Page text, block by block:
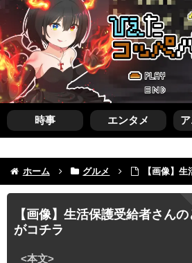
時事 エンタメ
ホーム グルメ 【画像】
【画像】生活保護受給者さん
がコチラ